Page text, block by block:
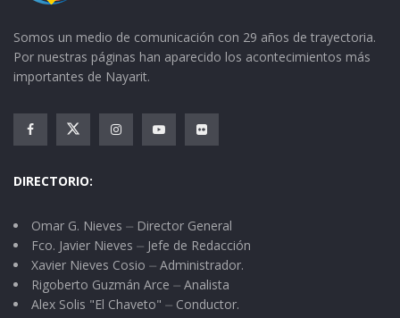
Somos un medio de comunicación con 29 años de trayectoria.
Por nuestras páginas han aparecido los acontecimientos más
importantes de Nayarit.
DIRECTORIO:
Omar G. Nieves ⏤ Director General
Fco. Javier Nieves ⏤ Jefe de Redacción
Xavier Nieves Cosio ⏤ Administrador.
Rigoberto Guzmán Arce ⏤ Analista
Alex Solis "El Chaveto" ⏤ Conductor.